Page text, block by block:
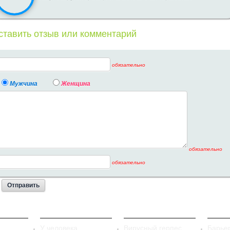
отзыв или комментарий
обязательно
Мужчина Женщина
обязательно
обязательно